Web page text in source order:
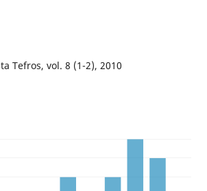
Tefros, vol. 8 (1-2), 2010